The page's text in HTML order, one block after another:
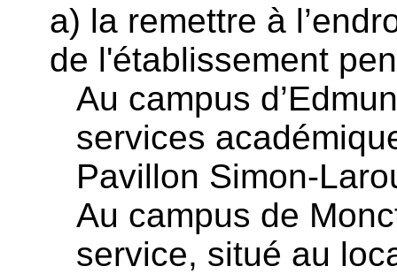
a) la remettre à
de l'établissement
Au campus
services
Pavillon Simon-
Au campus de
service, situé au